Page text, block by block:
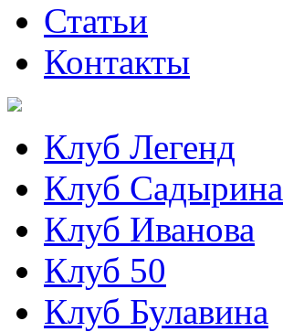
Статьи
Контакты
Клуб Легенд
Клуб Садырина
Клуб Иванова
Клуб 50
Клуб Булавина